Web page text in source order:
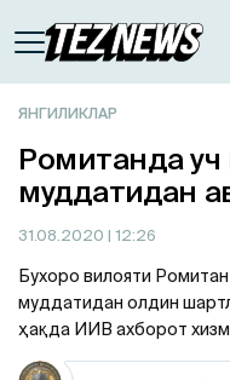
ЯНГИЛИКЛАР
Ромитанда
муддатидан
31.08.2020 | 12:26
Бухоро вилояти
муддатидан олдин
ҳақда ИИВ ахборот